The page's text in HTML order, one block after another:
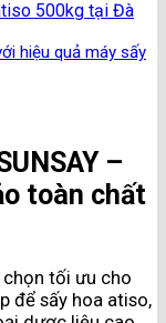
500kg tại Đà
hiệu quả máy sấy
–
toàn chất
chọn tối ưu cho
để sấy hoa atiso,